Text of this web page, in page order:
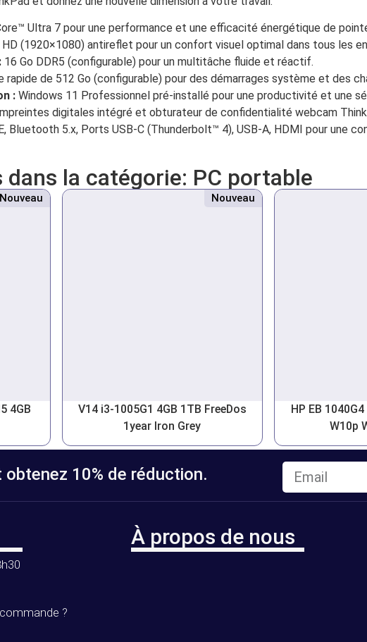
Ultra 7 pour une performance et une efficacité énergétique de
(1920×1080) antireflet pour un confort visuel optimal dans tous les
16 Go DDR5 (configurable) pour un multitâche fluide et réactif.
rapide de 512 Go (configurable) pour des démarrages système et des
: Windows 11 Professionnel pré-installé pour une productivité et une
digitales intégré et obturateur de confidentialité webcam
Bluetooth 5.x, Ports USB-C (Thunderbolt™ 4), USB-A, HDMI pour une
la catégorie: PC portable
Nouveau
4GB
Nouveau
V14 i3-1005G1 4GB 1TB FreeDos
1year Iron Grey
HP EB
W10p
10% de réduction.
?
À propos de nous